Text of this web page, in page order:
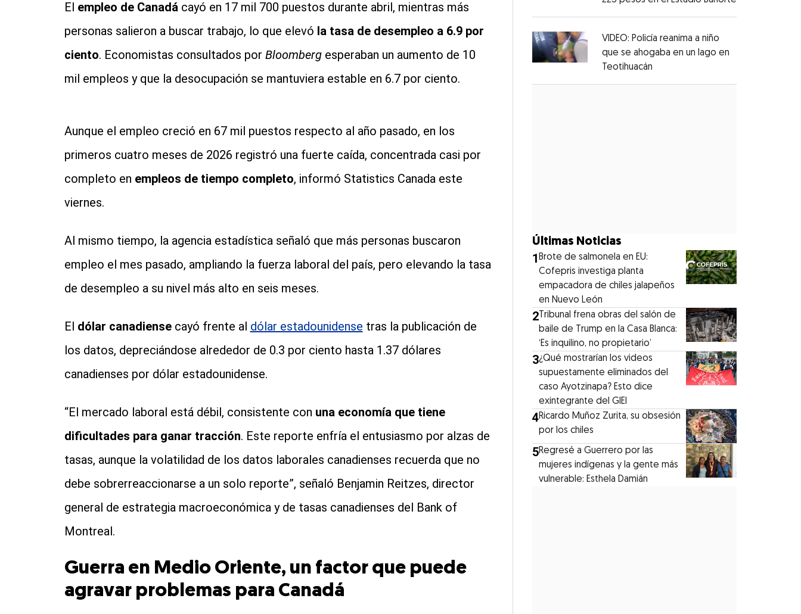
El empleo de Canadácayó en 17 mil 700 puestos durante abril, mientras más
personas salieron a buscar trabajo, lo que elevó la tasa de desempleo a 6.9 por
ciento. Economistas consultados por Bloomberg esperaban un aumento de 10
mil empleos y que la desocupación se mantuviera estable en 6.7 por ciento.
Aunque el empleo creció en 67 mil puestos respecto al año pasado, en los
primeros cuatro meses de 2026 registró una fuerte caída, concentrada casi por
completo en empleos de tiempo completo, informó Statistics Canada este
viernes.
Al mismo tiempo, la agencia estadística señaló que más personas buscaron
empleo el mes pasado, ampliando la fuerza laboral del país, pero elevando la tasa
de desempleo a su nivel más alto en seis meses.
El dólar canadiensecayó frente al dólar estadounidense tras la publicación de
los datos, depreciándose alrededor de 0.3 por ciento hasta 1.37 dólares
canadienses por dólar estadounidense.
“El mercado laboral está débil, consistente con una economía que tiene
dificultades para ganar tracción. Este reporte enfría el entusiasmo por alzas de
tasas, aunque la volatilidad de los datos laborales canadienses recuerda que no
debe sobrerreaccionarse a un solo reporte”, señaló Benjamin Reitzes, director
general de estrategia macroeconómica y de tasas canadienses del Bank of
Montreal.
Guerra en Medio Oriente, un factor que puede
agravar problemas para Canadá
Opens in new window
Opens in new window
VIDEO: Policía reanima a niño
que se ahogaba en un lago en
Teotihuacán
Últimas Noticias
1Brote de salmonela en EU:
Cofepris investiga planta
empacadora de chiles jalapeños
en Nuevo León
2 Tribunal frena obras del salón de
baile de Trump en la Casa Blanca:
‘Es inquilino, no propietario’
3¿Qué mostrarían los videos
supuestamente eliminados del
caso Ayotzinapa? Esto dice
exintegrante del GIEI
4Ricardo Muñoz Zurita, su obsesión
por los chiles
5Regresé a Guerrero por las
mujeres indígenas y la gente más
vulnerable: Esthela Damián